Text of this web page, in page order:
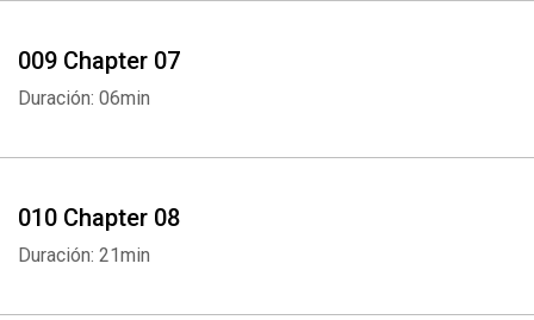
009 Chapter 07
Duración: 06min
010 Chapter 08
Duración: 21min